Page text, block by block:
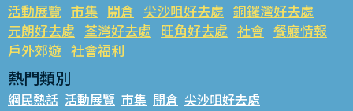
活動展覽 市集 開倉 尖沙咀好去處 銅鑼灣好去處
元朗好去處 荃灣好去處 旺角好去處 社會 餐廳情報
戶外郊遊 社會福利
熱門類別
網民熱話 活動展覽 市集 開倉 尖沙咀好去處